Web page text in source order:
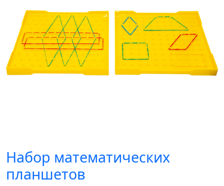
Набор математических
планшетов